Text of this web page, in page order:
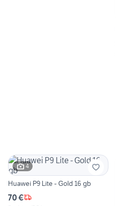
4
Huawei P9 Lite - Gold 16 gb
70 €